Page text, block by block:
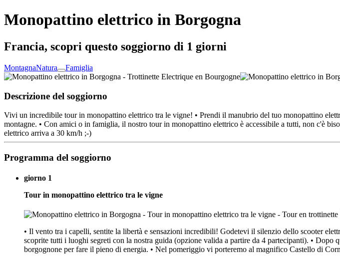
Monopattino elettrico in Borgogna
Francia, scopri questo soggiorno di 1 giorni
MontagnaNatura Famiglia
Descrizione del soggiorno
Vivi un incredibile tour in monopattino elettrico tra le vigne! • Prendi il manubrio del tuo monopattino
montagne. • Con amici o in famiglia, il nostro tour in monopattino elettrico è accessibile a tutti, non c'è
elettrico arriva a 30 km/h ;-)
Programma del soggiorno
giorno 1
Tour in monopattino elettrico tra le vigne
• Il vento tra i capelli, sentite la libertà e sensazioni incredibili! Godetevi il silenzio dello scooter
scoprite tutti i luoghi segreti con la nostra guida (opzione valida a partire da 4 partecipanti). •
borgognone per fare il pieno di energia. • Nel pomeriggio vi porteremo al magnifico Castello di